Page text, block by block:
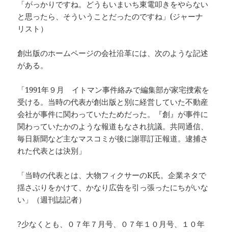
「がっかりですね。どうもいまいち東電叩きをやらない
と思ったら、そういうことだったのですね」(ジャーナ
リスト）
創出版のホームページの会社沿革には、次のような記述
がある。
「1991年９月 イトマン事件絡みで編集部が家宅捜索を
受ける。当時の代表が創出版と別に経営していた不動産
会社が事件に関わっていたためだった。『創』が事件に
関わっていたかのような報道もなされ抗議。共同通信、
毎日新聞など主なマスコミが後に謝罪訂正報道。逮捕さ
れた代表とは決別」
「当時の代表とは、大物フィクサーのK氏。企業ネタで
揺さぶりをかけて、かなり広告を引っ張ったにちがいな
い」（週刊誌記者）
?少なくとも、０７年７月号、０７年１０月号、１０年